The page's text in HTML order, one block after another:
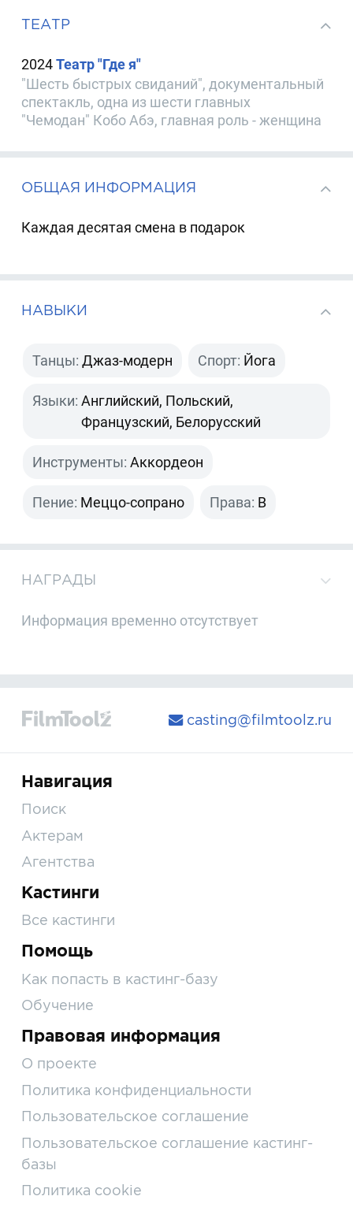
ТЕАТР
2024Театр "Где я"
"Шесть быстрых свиданий", документальный
спектакль, одна из шести главных
"Чемодан" Кобо Абэ, главная роль - женщина
ОБЩАЯ ИНФОРМАЦИЯ
Каждая десятая смена в подарок
НАВЫКИ
Танцы: Джаз-модерн Спорт: Йога
Языки: Английский, Польский,
Французский, Белорусский
Инструменты: Аккордеон
Пение: Меццо-сопрано Права: B
НАГРАДЫ
Информация временно отсутствует
casting@filmtoolz.ru
Навигация
Поиск
Актерам
Агентства
Кастинги
Все кастинги
Помощь
Как попасть в кастинг-базу
Обучение
Правовая информация
О проекте
Политика конфиденциальности
Пользовательское соглашение
Пользовательское соглашение кастинг-
базы
Политика cookie